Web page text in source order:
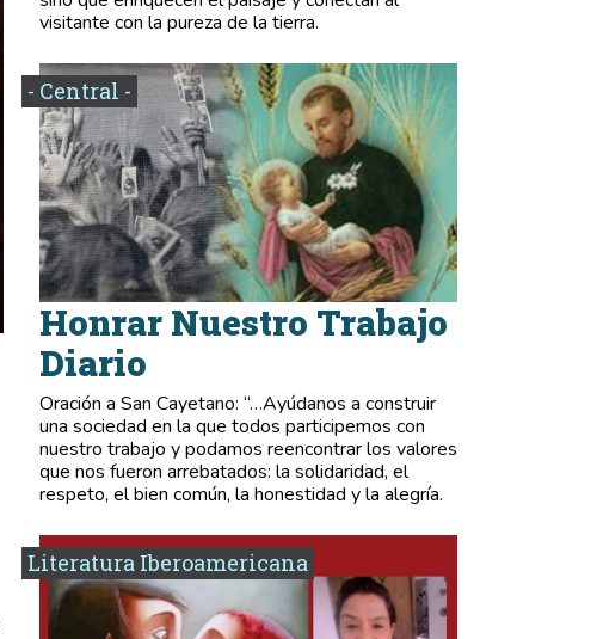
visitante con la pureza de la tierra.
- Central -
Honrar Nuestro Trabajo
Diario
Oración a San Cayetano: “…Ayúdanos a construir
una sociedad en la que todos participemos con
nuestro trabajo y podamos reencontrar los valores
que nos fueron arrebatados: la solidaridad, el
respeto, el bien común, la honestidad y la alegría.
Literatura Iberoamericana